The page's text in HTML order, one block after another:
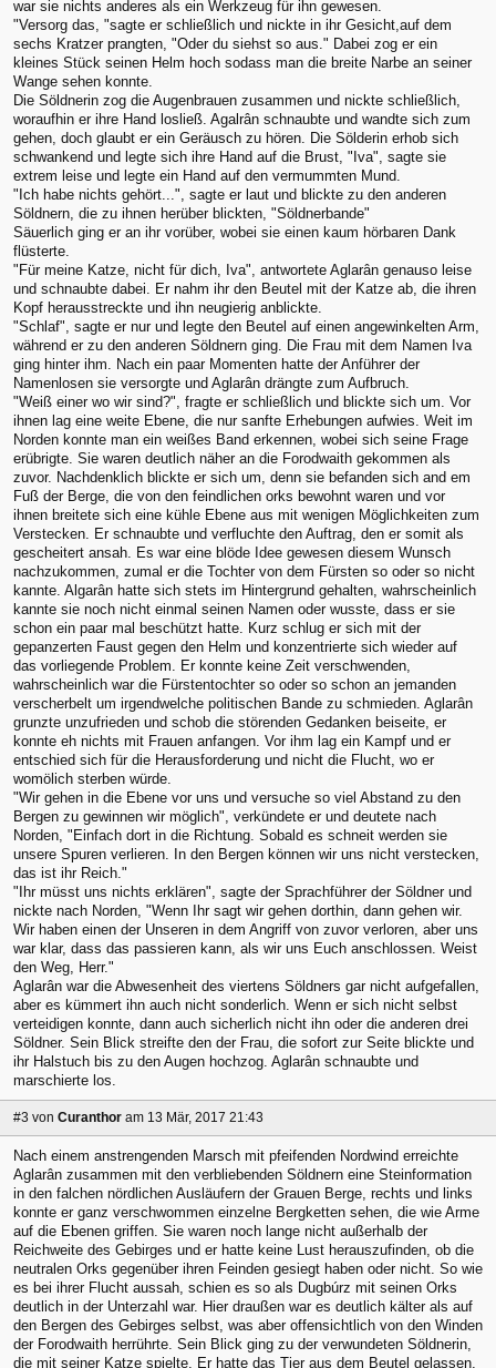
war sie nichts anderes als ein Werkzeug für ihn gewesen.
"Versorg das, "sagte er schließlich und nickte in ihr Gesicht,auf dem
sechs Kratzer prangten, "Oder du siehst so aus." Dabei zog er ein
kleines Stück seinen Helm hoch sodass man die breite Narbe an seiner
Wange sehen konnte.
Die Söldnerin zog die Augenbrauen zusammen und nickte schließlich,
woraufhin er ihre Hand losließ. Agalrân schnaubte und wandte sich zum
gehen, doch glaubt er ein Geräusch zu hören. Die Sölderin erhob sich
schwankend und legte sich ihre Hand auf die Brust, "Iva", sagte sie
extrem leise und legte ein Hand auf den vermummten Mund.
"Ich habe nichts gehört...", sagte er laut und blickte zu den anderen
Söldnern, die zu ihnen herüber blickten, "Söldnerbande"
Säuerlich ging er an ihr vorüber, wobei sie einen kaum hörbaren Dank
flüsterte.
"Für meine Katze, nicht für dich, Iva", antwortete Aglarân genauso leise
und schnaubte dabei. Er nahm ihr den Beutel mit der Katze ab, die ihren
Kopf herausstreckte und ihn neugierig anblickte.
"Schlaf", sagte er nur und legte den Beutel auf einen angewinkelten Arm,
während er zu den anderen Söldnern ging. Die Frau mit dem Namen Iva
ging hinter ihm. Nach ein paar Momenten hatte der Anführer der
Namenlosen sie versorgte und Aglarân drängte zum Aufbruch.
"Weiß einer wo wir sind?", fragte er schließlich und blickte sich um. Vor
ihnen lag eine weite Ebene, die nur sanfte Erhebungen aufwies. Weit im
Norden konnte man ein weißes Band erkennen, wobei sich seine Frage
erübrigte. Sie waren deutlich näher an die Forodwaith gekommen als
zuvor. Nachdenklich blickte er sich um, denn sie befanden sich and em
Fuß der Berge, die von den feindlichen orks bewohnt waren und vor
ihnen breitete sich eine kühle Ebene aus mit wenigen Möglichkeiten zum
Verstecken. Er schnaubte und verfluchte den Auftrag, den er somit als
gescheitert ansah. Es war eine blöde Idee gewesen diesem Wunsch
nachzukommen, zumal er die Tochter von dem Fürsten so oder so nicht
kannte. Algarân hatte sich stets im Hintergrund gehalten, wahrscheinlich
kannte sie noch nicht einmal seinen Namen oder wusste, dass er sie
schon ein paar mal beschützt hatte. Kurz schlug er sich mit der
gepanzerten Faust gegen den Helm und konzentrierte sich wieder auf
das vorliegende Problem. Er konnte keine Zeit verschwenden,
wahrscheinlich war die Fürstentochter so oder so schon an jemanden
verscherbelt um irgendwelche politischen Bande zu schmieden. Aglarân
grunzte unzufrieden und schob die störenden Gedanken beiseite, er
konnte eh nichts mit Frauen anfangen. Vor ihm lag ein Kampf und er
entschied sich für die Herausforderung und nicht die Flucht, wo er
womölich sterben würde.
"Wir gehen in die Ebene vor uns und versuche so viel Abstand zu den
Bergen zu gewinnen wir möglich", verkündete er und deutete nach
Norden, "Einfach dort in die Richtung. Sobald es schneit werden sie
unsere Spuren verlieren. In den Bergen können wir uns nicht verstecken,
das ist ihr Reich."
"Ihr müsst uns nichts erklären", sagte der Sprachführer der Söldner und
nickte nach Norden, "Wenn Ihr sagt wir gehen dorthin, dann gehen wir.
Wir haben einen der Unseren in dem Angriff von zuvor verloren, aber uns
war klar, dass das passieren kann, als wir uns Euch anschlossen. Weist
den Weg, Herr."
Aglarân war die Abwesenheit des viertens Söldners gar nicht aufgefallen,
aber es kümmert ihn auch nicht sonderlich. Wenn er sich nicht selbst
verteidigen konnte, dann auch sicherlich nicht ihn oder die anderen drei
Söldner. Sein Blick streifte den der Frau, die sofort zur Seite blickte und
ihr Halstuch bis zu den Augen hochzog. Aglarân schnaubte und
marschierte los.
#3 von Curanthor am 13 Mär, 2017 21:43
Nach einem anstrengenden Marsch mit pfeifenden Nordwind erreichte
Aglarân zusammen mit den verbliebenden Söldnern eine Steinformation
in den falchen nördlichen Ausläufern der Grauen Berge, rechts und links
konnte er ganz verschwommen einzelne Bergketten sehen, die wie Arme
auf die Ebenen griffen. Sie waren noch lange nicht außerhalb der
Reichweite des Gebirges und er hatte keine Lust herauszufinden, ob die
neutralen Orks gegenüber ihren Feinden gesiegt haben oder nicht. So wie
es bei ihrer Flucht aussah, schien es so als Dugbúrz mit seinen Orks
deutlich in der Unterzahl war. Hier draußen war es deutlich kälter als auf
den Bergen des Gebirges selbst, was aber offensichtlich von den Winden
der Forodwaith herrührte. Sein Blick ging zu der verwundeten Söldnerin,
die mit seiner Katze spielte. Er hatte das Tier aus dem Beutel gelassen,